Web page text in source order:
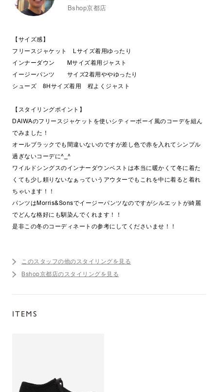
Bshop京都店
【サイズ感】
フリースジャケット Lサイズ着用ゆったり
インナーダウン Mサイズ着用ジャスト
イージーパンツ サイズ2着用ややゆったり
シューズ 8Hサイズ着用 程よくジャスト
【スタイリングポイント】
DAIWAのフリースジャケットを使いシティーボーイ風のコーデを組ん
でみました！
オールブラックでも間違いないのですが差し色で赤を入れてシンプル
過ぎないコーデに^_^
ワイルドシングスのインナーダウンベストは本当に暖かくて冬に着た
くても少し頼りないなぁっていうアウターでもこれを中に着ると着れ
ちゃいます！！
パンツはMorris&Sonsでイージーパンツなのですがシルエットが綺麗
でどんな格好にも馴染んでくれます！！
是非この冬のコーディネートの参考にしてくださいませ！！
このスタッフの他のスタイリングを見る
Bshop京都店のスタイリングを見る
ITEMS